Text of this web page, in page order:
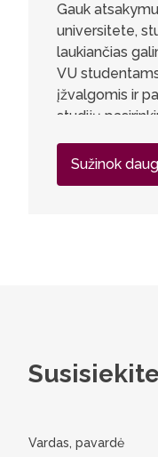
Gauk
universitete,
laukiančias
VU
įžvalgomis ir
studijų
Sužinok
Vardas, pavardė